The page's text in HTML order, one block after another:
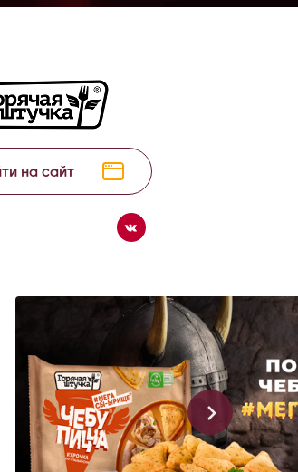
на сайт